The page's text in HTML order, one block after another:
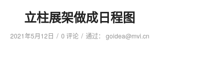
立柱展架做成日程图
2021年5月12日 / 0 评论 / 通过： goidea@mvi.cn